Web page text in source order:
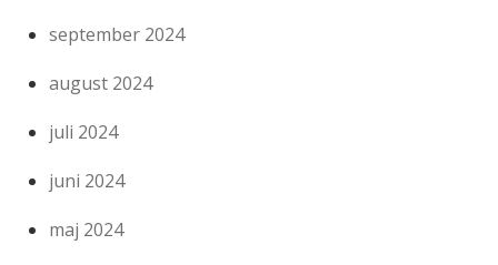
september 2024
august 2024
juli 2024
juni 2024
maj 2024